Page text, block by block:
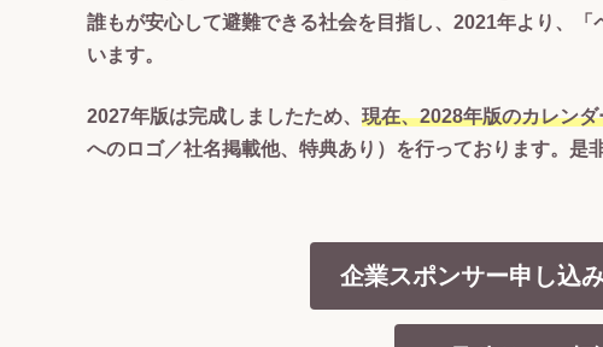
誰もが安心して避難できる社会を目指し、2021年より、「
います。
2027年版は完成しましたため、 現在、2028年版のカレン
へのロゴ／社名掲載他、特典あり）を行っております。是
企業スポンサー申し込